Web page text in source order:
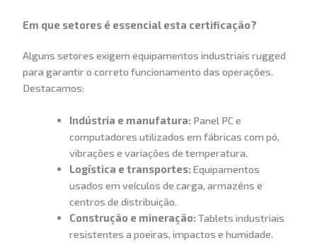
Em que setores é essencial esta certificação?
Alguns setores exigem equipamentos industriais rugged
para garantir o correto funcionamento das operações.
Destacamos:
Indústria e manufatura: Panel PC e
computadores utilizados em fábricas com pó,
vibrações e variações de temperatura.
Logística e transportes:Equipamentos
usados em veículos de carga, armazéns e
centros de distribuição.
Construção e mineração:Tablets industriais
resistentes a poeiras, impactos e humidade.